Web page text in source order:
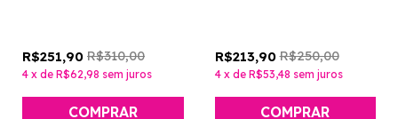
R$251,90 R$310,00
4 x de R$62,98 sem juros
R$213,90 R$250,00
4 x de R$53,48 sem juros